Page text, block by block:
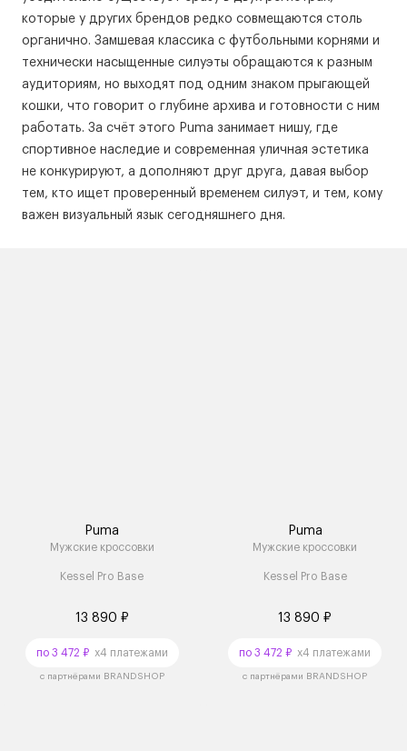
которые у других брендов редко совмещаются столь
органично. Замшевая классика с футбольными корнями и
технически насыщенные силуэты обращаются к разным
аудиториям, но выходят под одним знаком прыгающей
кошки, что говорит о глубине архива и готовности с ним
работать. За счёт этого Puma занимает нишу, где
спортивное наследие и современная уличная эстетика
не конкурируют, а дополняют друг друга, давая выбор
тем, кто ищет проверенный временем силуэт, и тем, кому
важен визуальный язык сегодняшнего дня.
Puma
Мужские кроссовки
Kessel Pro Base
13 890 ₽
по 3 472 ₽x4 платежами
с партнёрами BRANDSHOP
Puma
Мужские кроссовки
Kessel Pro Base
13 890 ₽
по 3 472 ₽ x4 платежами
с партнёрами BRANDSHOP